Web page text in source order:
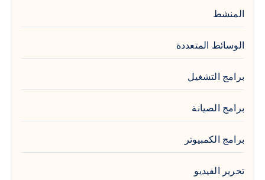
المنشط
الوسائط المتعددة
برامج التشغيل
برامج الصيانة
برامج الكمبيوتر
تحرير الفيديو